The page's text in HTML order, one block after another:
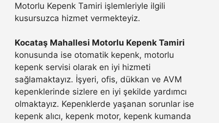
Motorlu Kepenk Tamiri işlemleriyle ilgili
kusursuzca hizmet vermekteyiz.
Kocataş Mahallesi Motorlu Kepenk Tamiri
konusunda ise otomatik kepenk, motorlu
kepenk servisi olarak en iyi hizmeti
sağlamaktayız. İşyeri, ofis, dükkan ve AVM
kepenklerinde sizlere en iyi şekilde yardımcı
olmaktayız. Kepenklerde yaşanan sorunlar ise
kepenk alıcı, kepenk motor, kepenk kumanda